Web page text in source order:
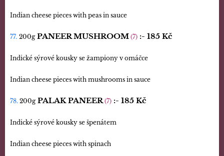
Indian cheese pieces with peas in sauce
77. 200g PANEER MUSHROOM (7) :- 185 Kč
Indické sýrové kousky se žampiony v omáčce
Indian cheese pieces with mushrooms in sauce
78. 200g PALAK PANEER(7) :- 185 Kč
Indické sýrové kousky se špenátem
Indian cheese pieces with spinach